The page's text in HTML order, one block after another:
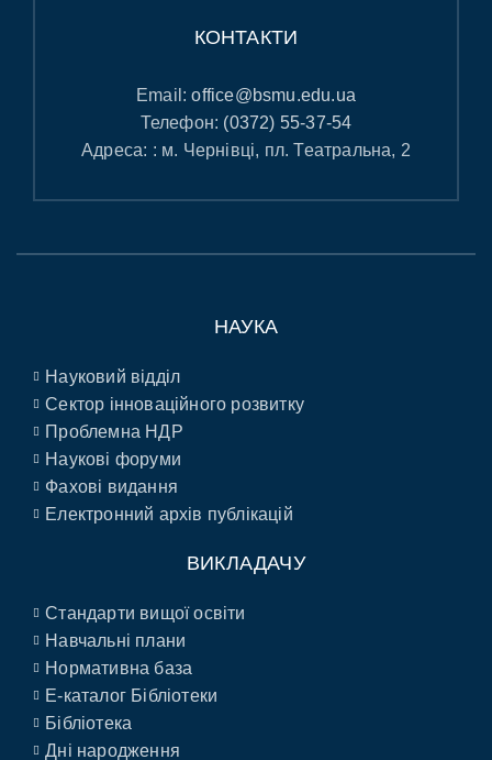
КОНТАКТИ
Email:office@bsmu.edu.ua
Телефон: (0372) 55-37-54
Адреса: : м. Чернівці, пл. Театральна, 2
НАУКА
Науковий відділ
Сектор інноваційного розвитку
Проблемна НДР
Наукові форуми
Фахові видання
Електронний архів публікацій
ВИКЛАДАЧУ
Стандарти вищої освіти
Навчальні плани
Нормативна база
E-каталог Бібліотеки
Бібліотека
Дні народження